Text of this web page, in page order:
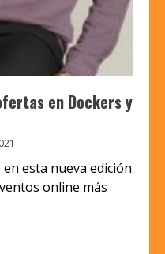
en Dockers y
esta nueva edición
online más